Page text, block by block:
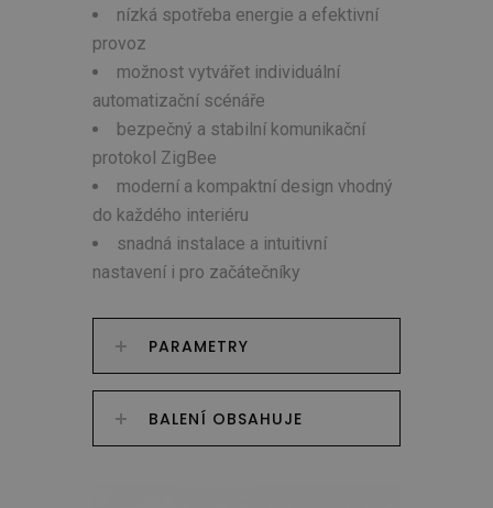
nízká spotřeba energie a efektivní
provoz
možnost vytvářet individuální
automatizační scénáře
bezpečný a stabilní komunikační
protokol ZigBee
moderní a kompaktní design vhodný
do každého interiéru
snadná instalace a intuitivní
nastavení i pro začátečníky
PARAMETRY
BALENÍ OBSAHUJE